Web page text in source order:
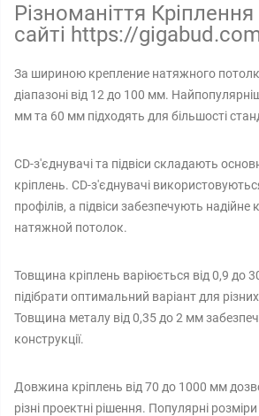
Різноманіття
сайті https://
За шириною крепление натяжного
діапазоні від 12 до 100 мм.
мм та 60 мм підходять для більшості
CD-з'єднувачі та підвіси складають
кріплень. CD-з'єднувачі
профілів, а підвіси забезпечують надійне
натяжной потолок.
Товщина кріплень варіюється від 0,9 до
підібрати оптимальний варіант для
Товщина металу від 0,35 до 2 мм
конструкції.
Довжина кріплень від 70 до 1000 мм
різні проектні рішення. Популярні